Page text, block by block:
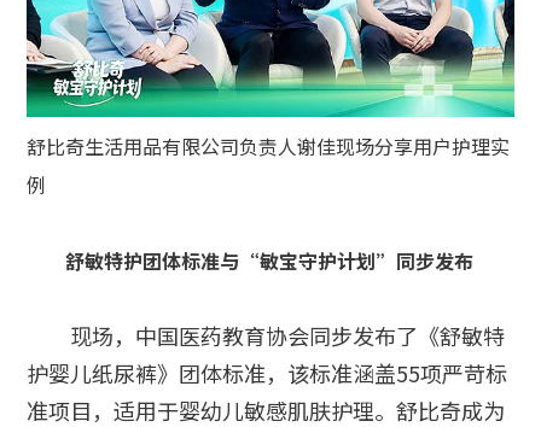
舒比奇生活用品有限公司负责人谢佳现场分享用户护理实
例
舒敏特护团体标准与“敏宝守护计划”同步发布
现场，中国医药教育协会同步发布了《舒敏特
护婴儿纸尿裤》团体标准，该标准涵盖55项严苛标
准项目，适用于婴幼儿敏感肌肤护理。舒比奇成为